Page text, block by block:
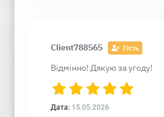
Client788565 Гість
Відмінно! Дякую за угоду!
Дата: 15.05.2026